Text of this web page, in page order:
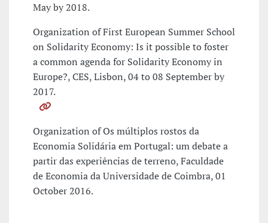
May by 2018.
Organization of First European Summer School
on Solidarity Economy: Is it possible to foster
a common agenda for Solidarity Economy in
Europe?, CES, Lisbon, 04 to 08 September by
2017.
Organization of Os múltiplos rostos da
Economia Solidária em Portugal: um debate a
partir das experiências de terreno, Faculdade
de Economia da Universidade de Coimbra, 01
October 2016.